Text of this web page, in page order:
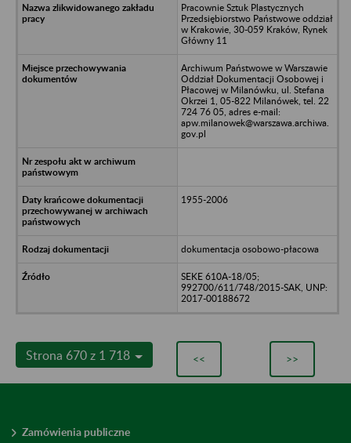
Pracownie Sztuk Plastycznych
Przedsiębiorstwo Państwowe oddział
w Krakowie, 30-059 Kraków, Rynek
Główny 11
Archiwum Państwowe w Warszawie
Oddział Dokumentacji Osobowej i
Płacowej w Milanówku, ul. Stefana
Okrzei 1, 05-822 Milanówek, tel. 22
724 76 05, adres e-mail:
apw.milanowek@warszawa.archiwa.
gov.pl
1955-2006
dokumentacja osobowo-płacowa
SEKE 610A-18/05;
992700/611/748/2015-SAK, UNP:
2017-00188672
Strona 670 z 1 718 << >>
Zamówienia publiczne